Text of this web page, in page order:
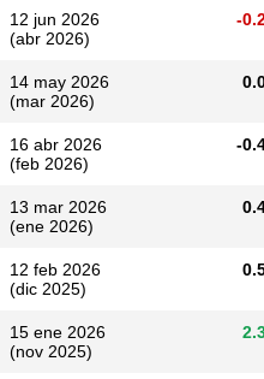
12 jun 2026
(abr 2026)
-
14 may 2026
(mar 2026)
16 abr 2026
(feb 2026)
-
13 mar 2026
(ene 2026)
12 feb 2026
(dic 2025)
15 ene 2026
(nov 2025)